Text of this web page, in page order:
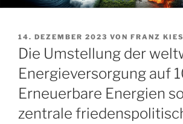
VERÖFFENTLICHT
AM
14. DEZEMBER 2023 VON FRANZ KIES
Die Umstellung der
Energieversorgung auf
Erneuerbare Energien
zentrale